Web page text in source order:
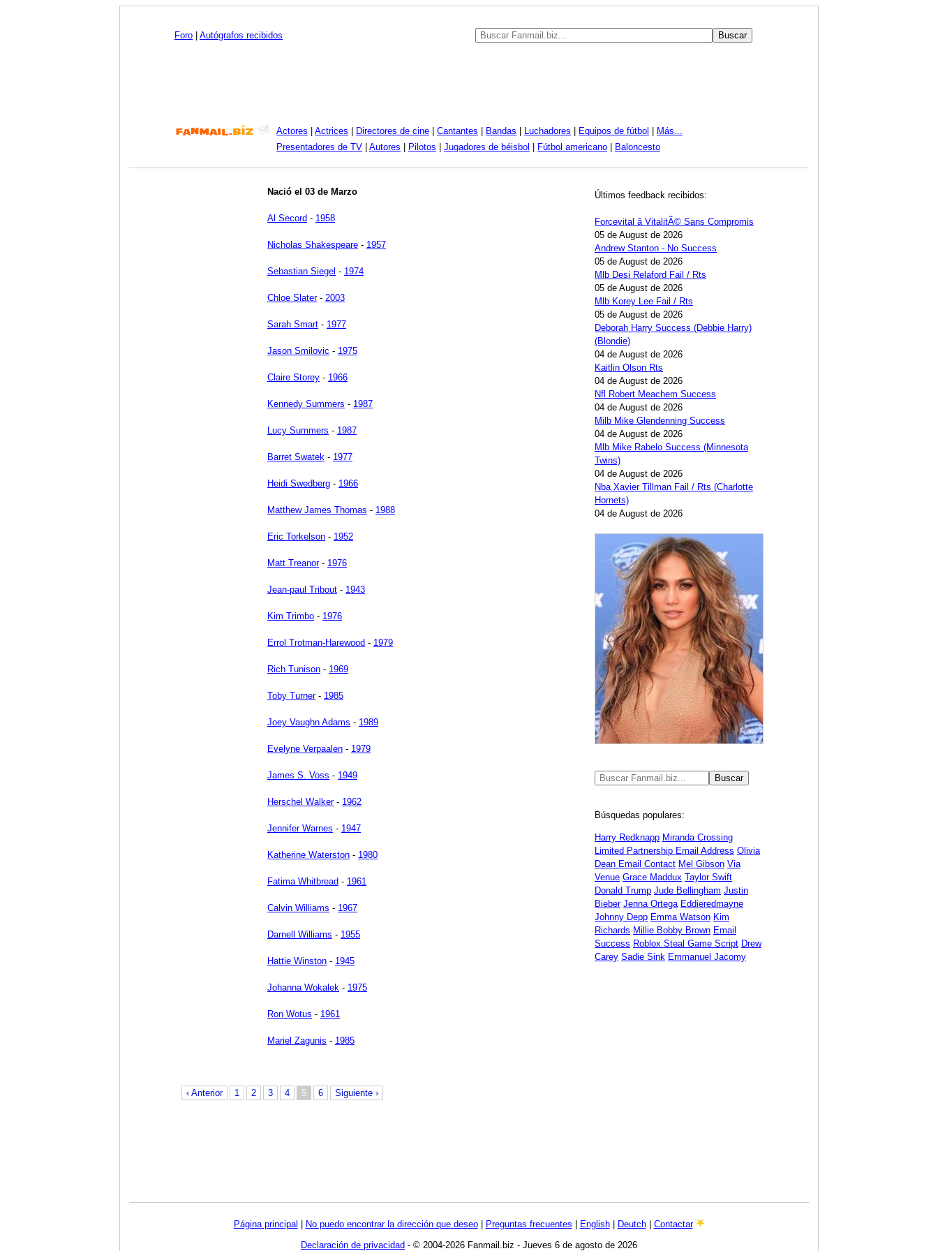
Foro Autógrafos recibidos
Actores Actrices Directores de cine Cantantes Bandas Luchadores Equipos de fútbol
Más...
Presentadores de TV
Autores Pilotos Jugadores de béisbol Fútbol americano Baloncesto
Nació el 03 de Marzo
Al Secord - 1958
Nicholas Shakespeare - 1957
Sebastian Siegel - 1974
Chloe Slater- 2003
Sarah Smart - 1977
Jason Smilovic - 1975
Claire Storey - 1966
Kennedy Summers - 1987
Lucy Summers - 1987
Barret Swatek - 1977
Heidi Swedberg - 1966
Matthew James Thomas - 1988
Eric Torkelson - 1952
Matt Treanor- 1976
Jean-paul Tribout - 1943
Kim Trimbo - 1976
Errol Trotman-Harewood - 1979
Rich Tunison - 1969
Toby Turner- 1985
Joey Vaughn Adams - 1989
Evelyne Verpaalen - 1979
James S. Voss - 1949
Herschel Walker- 1962
Jennifer Warnes - 1947
Katherine Waterston - 1980
Fatima Whitbread - 1961
Calvin Williams - 1967
Darnell Williams - 1955
Hattie Winston - 1945
Johanna Wokalek - 1975
Ron Wotus - 1961
Mariel Zagunis - 1985
Últimos feedback recibidos:
Forcevital â VitalitÃ© Sans Compromis
05 de August de 2026
Andrew Stanton - No Success
05 de August de 2026
Mlb Desi Relaford Fail / Rts
05 de August de 2026
Mlb Korey Lee Fail / Rts
05 de August de 2026
Deborah Harry Success (Debbie Harry)
(Blondie)
04 de August de 2026
Kaitlin Olson Rts
04 de August de 2026
Nfl Robert Meachem Success
04 de August de 2026
Milb Mike Glendenning Success
04 de August de 2026
Mlb Mike Rabelo Success (Minnesota
Twins)
04 de August de 2026
Nba Xavier Tillman Fail / Rts (Charlotte
Hornets)
04 de August de 2026
Búsquedas populares:
Harry Redknapp Miranda Crossing
Limited Partnership Email Address Olivia
Dean Email Contact Mel Gibson Via
Venue Grace Maddux Taylor Swift
Donald Trump Jude Bellingham Justin
Bieber Jenna Ortega Eddieredmayne
Johnny Depp Emma Watson Kim
Richards Millie Bobby Brown Email
Success Roblox Steal Game Script Drew
Carey Sadie Sink Emmanuel Jacomy
‹ Anterior 1 2 3 4 5 6 Siguiente ›
Página principal | No puedo encontrar la dirección que deseo| Preguntas frecuentes | English| Deutch| Contactar
Declaración de privacidad - © 2004-2026 Fanmail.biz - Jueves 6 de agosto de 2026